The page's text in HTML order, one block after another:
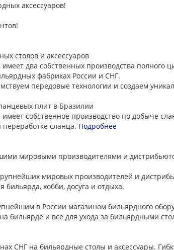
аксессуаров!
столов и аксессуаров
два собственных производства
фабриках России и СНГ.
передовые технологии и создаем
плит в Бразилии
собственное производство по добыче
сланца. Подробнее
мировыми производителями и
мировых производителей и
хобби, досуга и отдыха.
в России магазином бильярдного
бильярде и все для ухода за бильярдными
СНГ на бильярдные столы и аксессуары.